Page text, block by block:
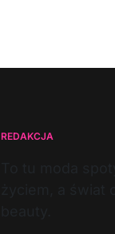
REDAKCJA